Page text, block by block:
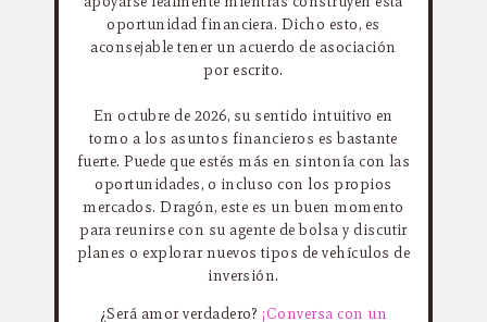
oportunidad financiera. Dicho esto, es
aconsejable tener un acuerdo de asociación
por escrito.
En octubre de 2026, su sentido intuitivo en
torno a los asuntos financieros es bastante
fuerte. Puede que estés más en sintonía con las
oportunidades, o incluso con los propios
mercados. Dragón, este es un buen momento
para reunirse con su agente de bolsa y discutir
planes o explorar nuevos tipos de vehículos de
inversión.
¿Será amor verdadero? ¡Conversa con un